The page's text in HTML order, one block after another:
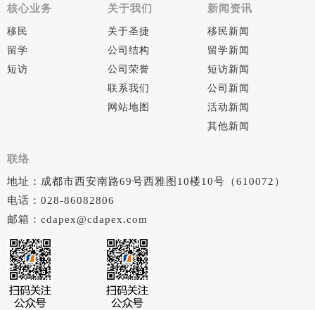
核心业务
移民
留学
短访
关于我们
关于圣捷
公司结构
公司荣誉
联系我们
网站地图
新闻资讯
移民新闻
留学新闻
短访新闻
公司新闻
活动新闻
其他新闻
联络
地址：成都市西安南路69号西雅图10楼10号（610072）
电话：028-86082806
邮箱：cdapex@cdapex.com